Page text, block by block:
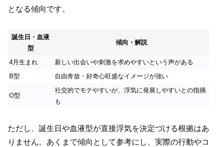
となる傾向です。
誕生日・血液
型
傾向・解説
4月生まれ
新しい出会いや刺激を求めやすいという声がある
B型
自由奔放・好奇心旺盛なイメージが強い
O型
社交的でモテやすいが、浮気に発展しやすいとの指摘
も
ただし、誕生日や血液型が直接浮気を決定づける根拠はあ
りません。あくまで傾向として参考にし、実際の行動やコ